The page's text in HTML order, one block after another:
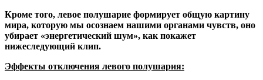
Кроме того, левое полушарие формирует общую картину
мира, которую мы осознаем нашими органами чувств, оно
убирает «энергетический шум», как покажет
нижеследующий клип.
Эффекты отключения левого полушария: